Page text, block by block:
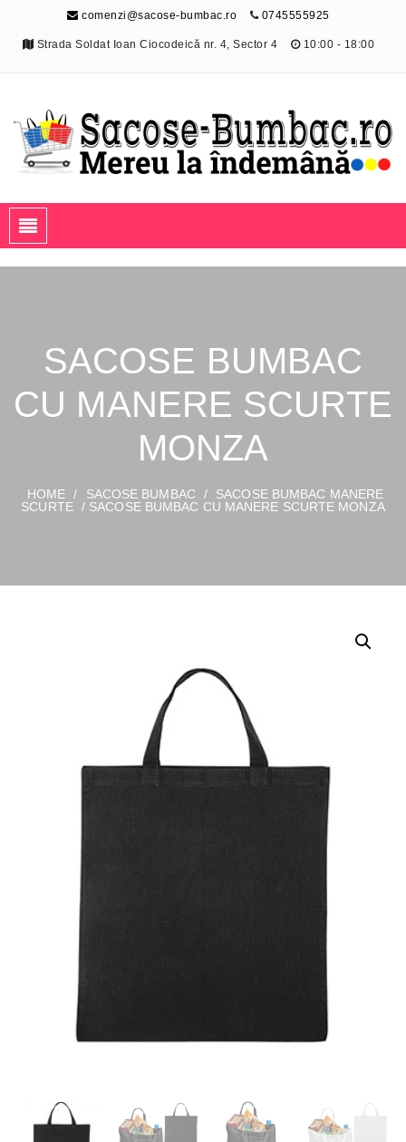
comenzi@sacose-bumbac.ro 0745555925
Strada Soldat Ioan Ciocodeică nr. 4, Sector 4 10:00 - 18:00
Sacose-Bumbac.ro
SACOSE BUMBAC
CU MANERE SCURTE
MONZA
HOME / SACOSE BUMBAC /
SACOSE BUMBAC MANERE
SCURTE / SACOSE BUMBAC CU MANERE SCURTE MONZA